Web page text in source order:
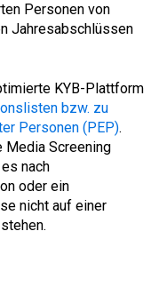
Personen von
Jahresabschlüssen
KYB-Plattform
bzw. zu
Personen (PEP).
Screening
nach
oder ein
nicht auf einer